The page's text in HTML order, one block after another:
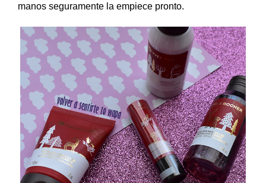
manos seguramente la empiece pronto.